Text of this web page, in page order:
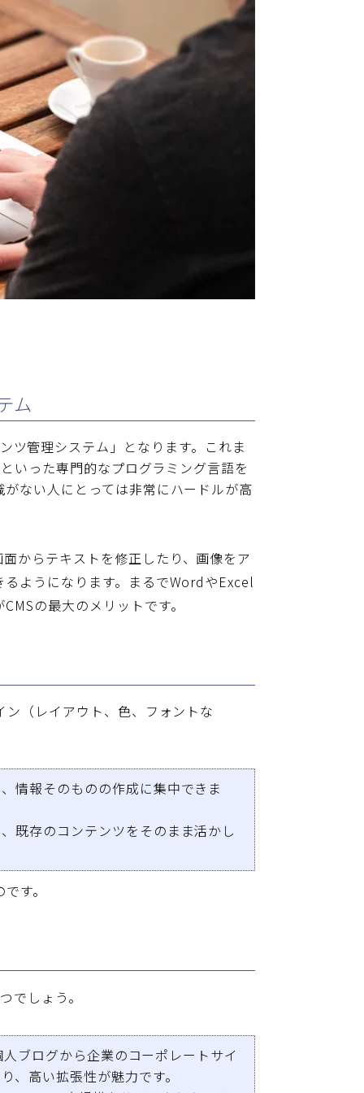
ム
管理システム」となります。これま
いった専門的なプログラミング言語を
ない人にとっては非常にハードルが高
からテキストを修正したり、画像をア
ようになります。まるでWordやExcel
CMSの最大のメリットです。
（レイアウト、色、フォントな
情報そのものの作成に集中できま
既存のコンテンツをそのまま活かし
す。
でしょう。
ブログから企業のコーポレートサイ
、高い拡張性が魅力です。